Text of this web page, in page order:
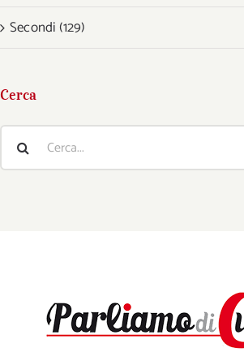
Secondi (129)
Cerca
Cerca